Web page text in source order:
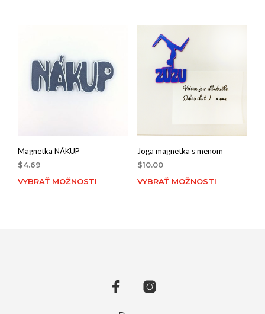
Magnetka NÁKUP
$4.69
VYBRAŤ MOŽNOSTI
Joga magnetka s menom
$10.00
VYBRAŤ MOŽNOSTI